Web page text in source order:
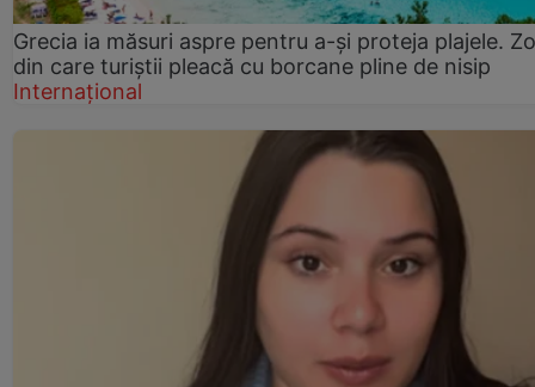
Grecia ia măsuri aspre pentru a-și proteja plajele.
din care turiștii pleacă cu borcane pline de nisip
Internațional